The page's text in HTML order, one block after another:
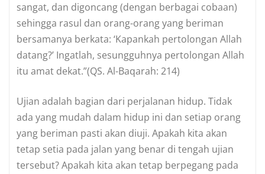
sangat, dan digoncang (dengan berbagai cobaan)
sehingga rasul dan orang-orang yang beriman
bersamanya berkata: ‘Kapankah pertolongan Allah
datang?’ Ingatlah, sesungguhnya pertolongan Allah
itu amat dekat.”(QS. Al-Baqarah: 214)
Ujian adalah bagian dari perjalanan hidup. Tidak
ada yang mudah dalam hidup ini dan setiap orang
yang beriman pasti akan diuji. Apakah kita akan
tetap setia pada jalan yang benar di tengah ujian
tersebut? Apakah kita akan tetap berpegang pada